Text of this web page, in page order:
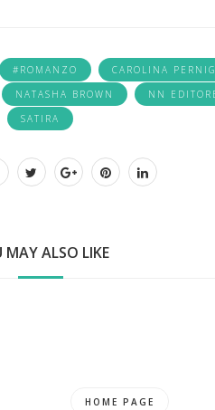
#ROMANZO
CAROLINA
NATASHA BROWN
NN
SATIRA
MAY ALSO LIKE
HOME PAGE